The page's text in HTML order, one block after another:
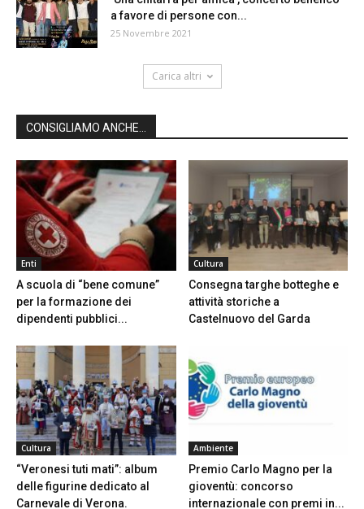
a favore di persone con...
25 Novembre 2021
Carica altri
CONSIGLIAMO ANCHE...
Enti
A scuola di “bene comune”
per la formazione dei
dipendenti pubblici...
Cultura
Consegna targhe botteghe e
attività storiche a
Castelnuovo del Garda
Cultura
“Veronesi tuti mati”: album
delle figurine dedicato al
Carnevale di Verona.
Ambiente
Premio Carlo Magno per la
gioventù: concorso
internazionale con premi in...